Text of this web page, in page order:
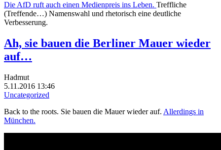
Die AfD ruft auch einen Medienpreis ins Leben. Treffliche
(Treffende…) Namenswahl und rhetorisch eine deutliche
Verbesserung.
Ah, sie bauen die Berliner Mauer wieder
auf…
Hadmut
5.11.2016 13:46
Uncategorized
Back to the roots. Sie bauen die Mauer wieder auf. Allerdings in
München.